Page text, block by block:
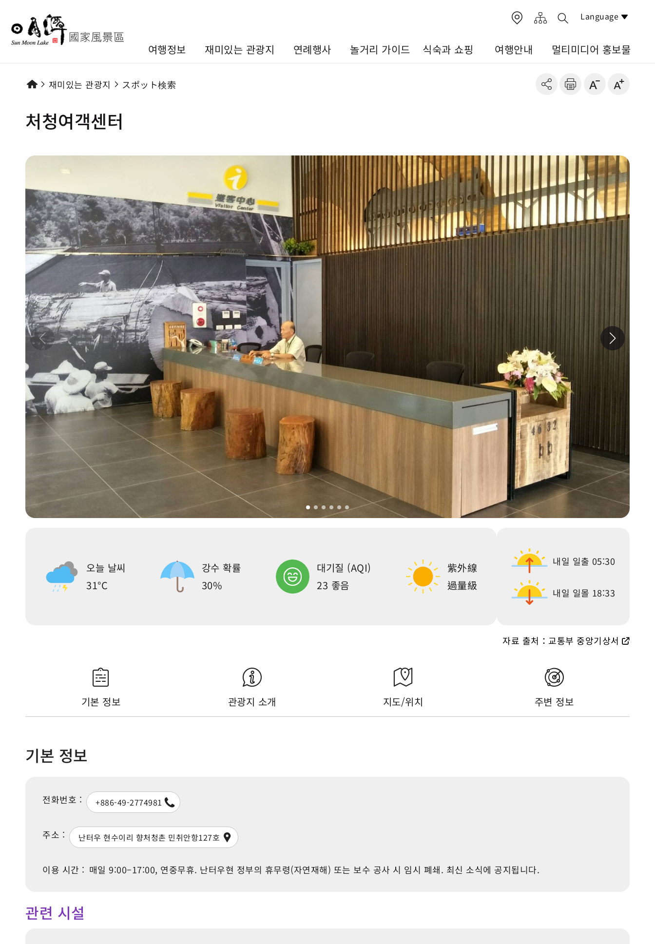
여행정보 재미있는 관광지 연례행사 놀거리 가이드 식숙과 쇼핑 여행안내 멀티미디어 홍보물
Language
재미있는 관광지 スポット検索
처청여객센터
오늘 날씨
31°C
강수 확률
30%
대기질 (AQI)
23 좋음
紫外線
過量級
내일 일출 05:30
내일 일몰 18:33
자료 출처：교통부 중앙기상서
기본 정보 관광지 소개 지도/위치 주변 정보
기본 정보
전화번호 : +886-49-2774981
주소 : 난터우 현수이리 향처청촌 민취안항127호
이용 시간 : 매일 9:00–17:00, 연중무휴. 난터우현 정부의 휴무령(자연재해) 또는 보수 공사 시 임시 폐쇄. 최신 소식에 공지됩니다.
관련 시설